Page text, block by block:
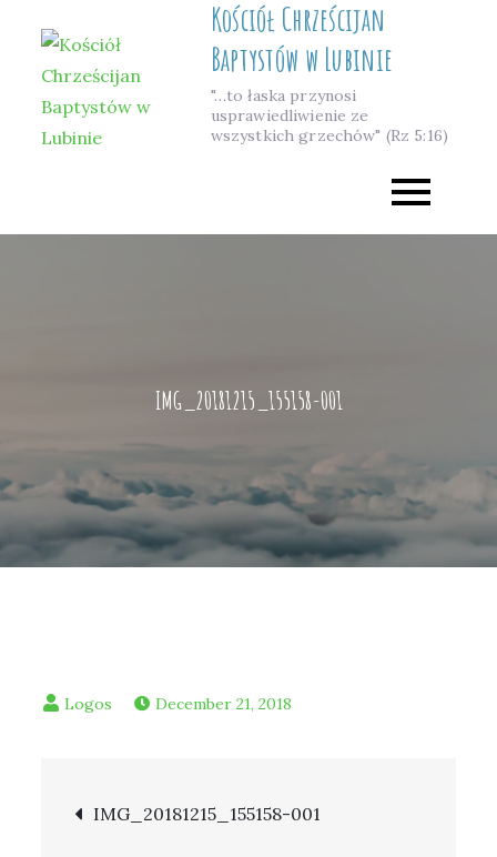
content
Kościół Chrześcijan
Baptystów w Lubinie
"…to łaska przynosi
usprawiedliwienie ze
wszystkich grzechów" (Rz 5:16)
IMG_20181215_155158-001
December 21, 2018
Post
IMG_20181215_155158-001